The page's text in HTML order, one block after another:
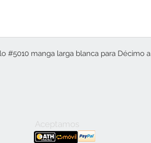
#5010 manga larga blanca para Décimo a
Aceptamos